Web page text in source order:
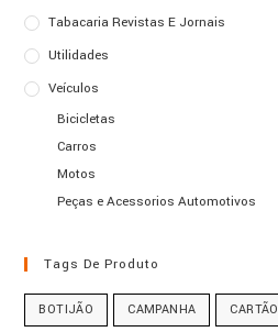
Tabacaria Revistas E Jornais
Utilidades
Veículos
Bicicletas
Carros
Motos
Peças e Acessorios Automotivos
Tags De Produto
BOTIJÃO CAMPANHA CARTÃO